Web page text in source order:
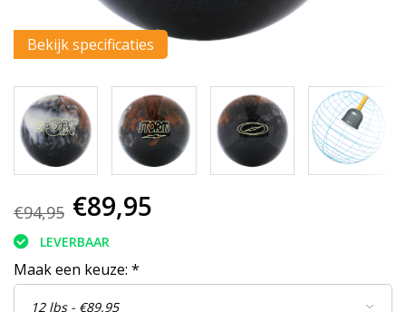
Bekijk specificaties
€94,95 €89,95
LEVERBAAR
Maak een keuze: *